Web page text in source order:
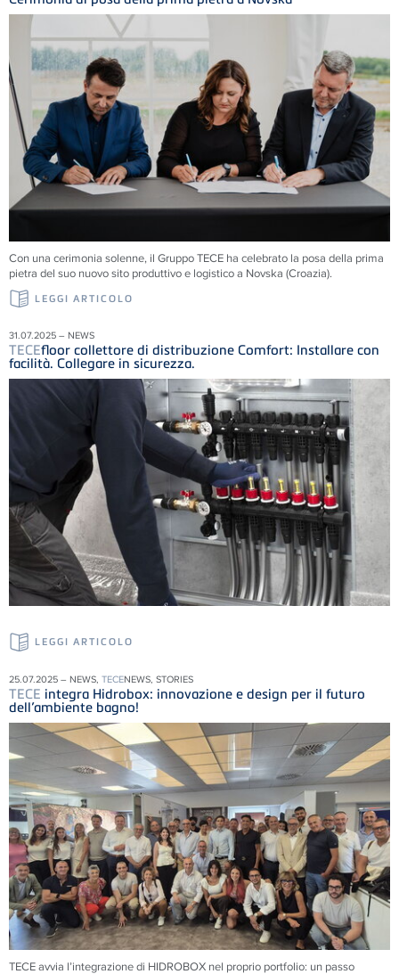
Con una cerimonia solenne, il GruppoTECE ha celebrato la posa della prima
pietra del suo nuovo sito produttivo e logistico a Novska (Croazia).
LEGGI ARTICOLO
31.07.2025 – NEWS
TECEfloor collettore di distribuzione Comfort: Installare con
facilità. Collegare in sicurezza.
LEGGI ARTICOLO
25.07.2025 – NEWS, TECENEWS, STORIES
TECE integra Hidrobox: innovazione e design per il futuro
dell’ambiente bagno!
TECEavvia l’integrazione di HIDROBOX nel proprio portfolio: un passo